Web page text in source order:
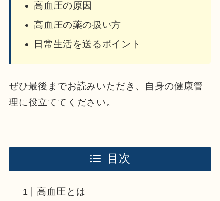
高血圧の原因
高血圧の薬の扱い方
日常生活を送るポイント
ぜひ最後までお読みいただき、自身の健康管
理に役立ててください。
目次
高血圧とは